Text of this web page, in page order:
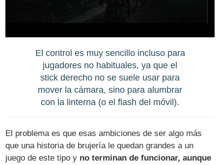
El control es muy sencillo incluso para
jugadores no habituales, ya que el
stick derecho no se suele usar para
mover la cámara, sino para alumbrar
con la linterna (o el flash del móvil).
El problema es que esas ambiciones de ser algo más
que una historia de brujería le quedan grandes a un
juego de este tipo y no terminan de funcionar, aunque